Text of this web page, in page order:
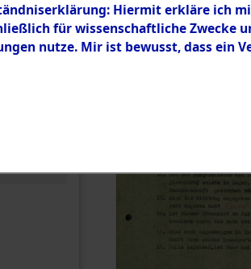
Hiermit erkläre ich
für wissenschaftliche Zwecke
nutze. Mir ist bewusst, dass ein